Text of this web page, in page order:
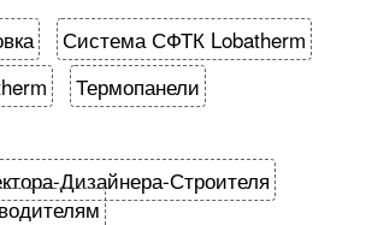
Система СФТК Lobatherm
Термопанели
Дизайнера-Строителя